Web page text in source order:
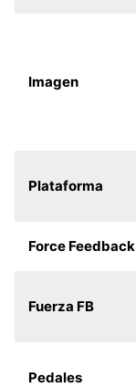
Imagen
Plataforma
Force Feedback
Fuerza FB
Pedales